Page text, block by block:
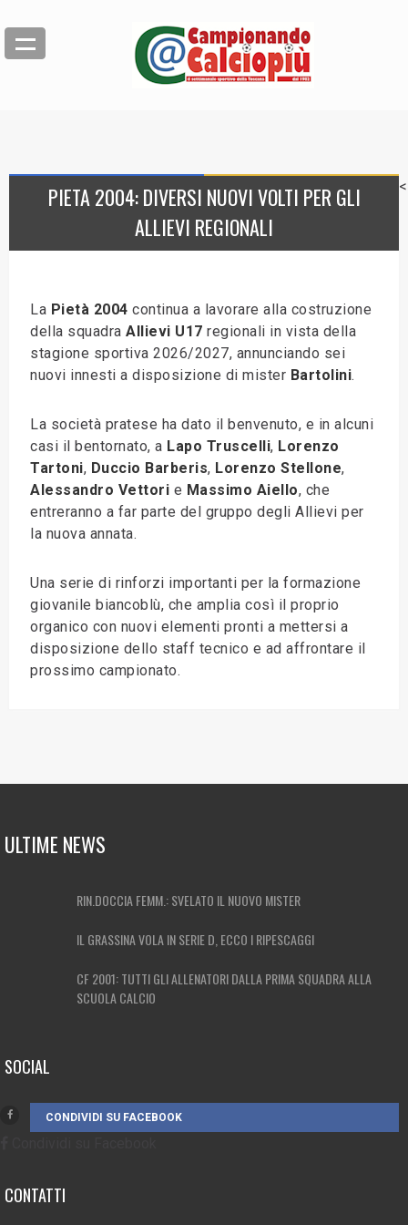
PIETA 2004: DIVERSI NUOVI VOLTI PER GLI
ALLIEVI REGIONALI
La Pietà 2004 continua a lavorare alla costruzione
della squadra Allievi U17 regionali in vista della
stagione sportiva 2026/2027, annunciando sei
nuovi innesti a disposizione di mister Bartolini.
La società pratese ha dato il benvenuto, e in alcuni
casi il bentornato, a Lapo Truscelli, Lorenzo
Tartoni, Duccio Barberis, Lorenzo Stellone,
Alessandro Vettori e Massimo Aiello, che
entreranno a far parte del gruppo degli Allievi per
la nuova annata.
Una serie di rinforzi importanti per la formazione
giovanile biancoblù, che amplia così il proprio
organico con nuovi elementi pronti a mettersi a
disposizione dello staff tecnico e ad affrontare il
prossimo campionato.
<
ULTIME NEWS
RIN.DOCCIA FEMM.: SVELATO IL NUOVO MISTER
IL GRASSINA VOLA IN SERIE D, ECCO I RIPESCAGGI
CF 2001: TUTTI GLI ALLENATORI DALLA PRIMA SQUADRA ALLA
SCUOLA CALCIO
SOCIAL
CONDIVIDI SU FACEBOOK
CONTATTI